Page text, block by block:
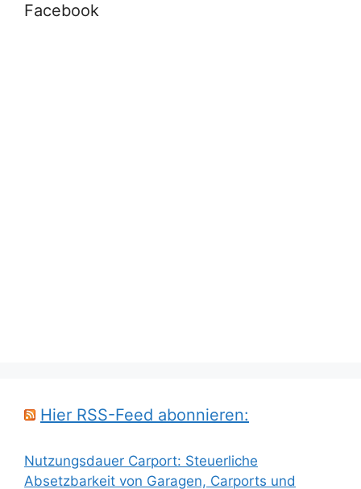
Facebook
Hier RSS-Feed abonnieren:
Nutzungsdauer Carport: Steuerliche
Absetzbarkeit von Garagen, Carports und